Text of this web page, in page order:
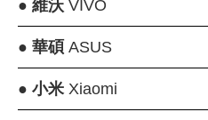
● 維沃VIVO
● 華碩ASUS
● 小米Xiaomi